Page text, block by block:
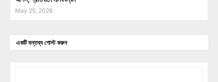
May 25, 2026
একটি মন্তব্য পোস্ট করুন